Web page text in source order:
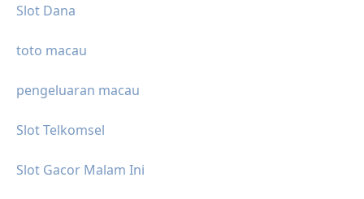
Slot Dana
toto macau
pengeluaran macau
Slot Telkomsel
Slot Gacor Malam Ini